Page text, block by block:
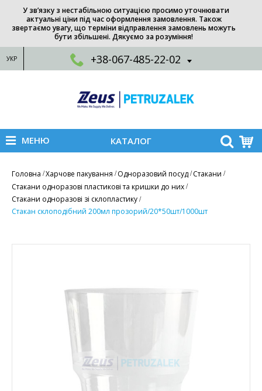
У зв’язку з нестабільною ситуацією просимо уточнювати
актуальні ціни під час оформлення замовлення. Також
звертаємо увагу, що терміни відправлення замовлень можуть
бути збільшені. Дякуємо за розуміння!
УКР +38-067-485-22-02
МЕНЮ КАТАЛОГ
Головна Харчове пакування Одноразовий посуд Стакани
Стакани одноразові пластикові та кришки до них
Стакани одноразові зі склопластику
Стакан склоподiбний 200мл прозорий/20*50шт/1000шт